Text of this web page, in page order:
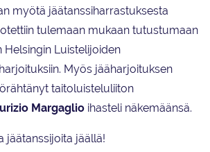
myötä jäätanssiharrastuksesta
tulemaan mukaan tutustumaan
Helsingin Luistelijoiden
Myös jääharjoituksen
taitoluisteluliiton
Margaglio ihasteli näkemäänsä.
jäätanssijoita jäällä!